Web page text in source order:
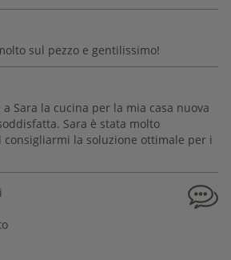
sul pezzo e gentilissimo!
Sara la cucina per la mia casa nuova
Sara è stata molto
la soluzione ottimale per i